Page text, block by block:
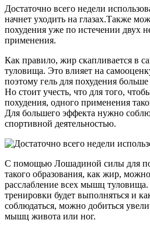
Достаточно всего недели
начнет уходить на глазах.Также
похудения уже по истечении двух
применения.
Как правило, жир скапливается в
туловища. Это влияет на
поэтому гель для похудения
Но стоит учесть, что для того,
похудения, одного применения
Для большего эффекта нужно
спортивной деятельностью.
С помощью Лошадиной силы для
такого образования, как жир,
расслабление всех мышц
тренировки будет выполняться и
соблюдаться, можно добиться
мышц живота или ног.